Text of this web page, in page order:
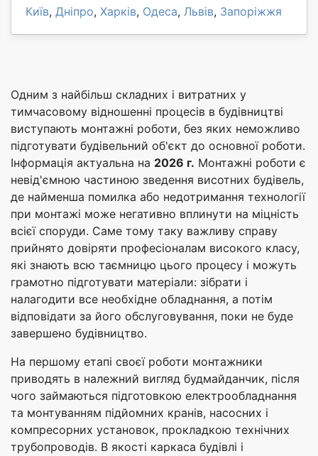
Київ, Дніпро, Харків, Одеса, Львів, Запоріжжя
Одним з найбільш складних і витратних у
тимчасовому відношенні процесів в будівництві
виступають монтажні роботи, без яких неможливо
підготувати будівельний об'єкт до основної роботи.
Інформація актуальна на 2026 г. Монтажні роботи є
невід'ємною частиною зведення висотних будівель,
де найменша помилка або недотримання технології
при монтажі може негативно вплинути на міцність
всієї споруди. Саме тому таку важливу справу
прийнято довіряти професіоналам високого класу,
які знають всю таємницю цього процесу і можуть
грамотно підготувати матеріали: зібрати і
налагодити все необхідне обладнання, а потім
відповідати за його обслуговування, поки не буде
завершено будівництво.
На першому етапі своєї роботи монтажники
приводять в належний вигляд будмайданчик, після
чого займаються підготовкою електрообладнання
та монтуванням підйомних кранів, насосних і
компресорних установок, прокладкою технічних
трубопроводів. В якості каркаса будівлі і